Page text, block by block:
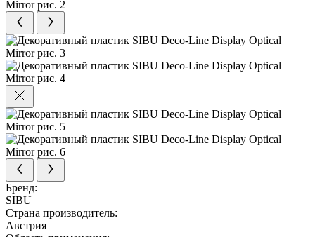
Бренд:
SIBU
Страна производитель:
Австрия